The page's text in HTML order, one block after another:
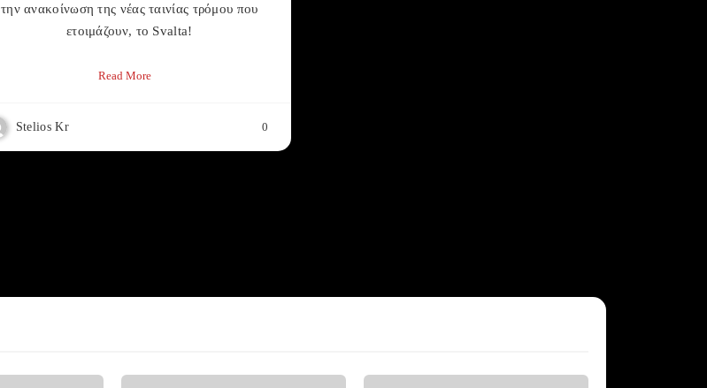
την ανακοίνωση της νέας ταινίας τρόμου που
ετοιμάζουν, το Svalta!
Read More
Stelios Kr 0